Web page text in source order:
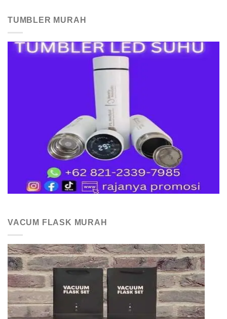
TUMBLER MURAH
VACUM FLASK MURAH